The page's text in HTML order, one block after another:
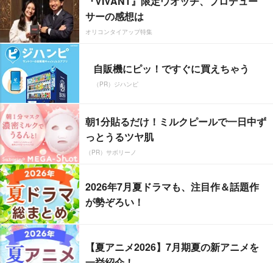
サーの感想は
オリコンタイアップ特集
自販機にピッ！ですぐに買えちゃう
（PR）ジハンピ
朝1分貼るだけ！ミルクピールで一日中ず
っとうるツヤ肌
（PR）サボリーノ
2026年7月夏ドラマも、注目作＆話題作
が勢ぞろい！
【夏アニメ2026】7月期夏の新アニメを